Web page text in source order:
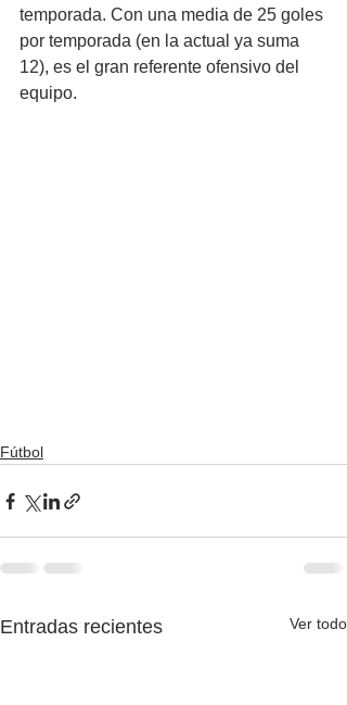
temporada. Con una media de 25 goles
por temporada (en la actual ya suma
12), es el gran referente ofensivo del
equipo.
Fútbol
Entradas recientes Ver todo